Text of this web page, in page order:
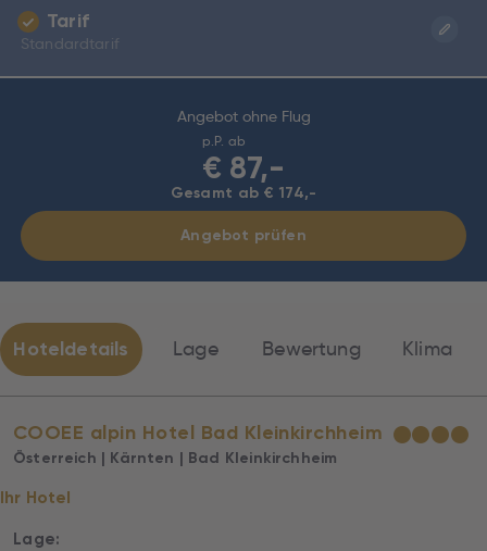
Angebot ohne Flug
p.P. ab
€ 87,-
Gesamt ab € 174,-
Angebot prüfen
Tarif
Standardtarif
Hoteldetails Lage Bewertung Klima
COOEE alpin Hotel Bad Kleinkirchheim ★★★★
Österreich | Kärnten | Bad Kleinkirchheim
Ihr Hotel
Lage: